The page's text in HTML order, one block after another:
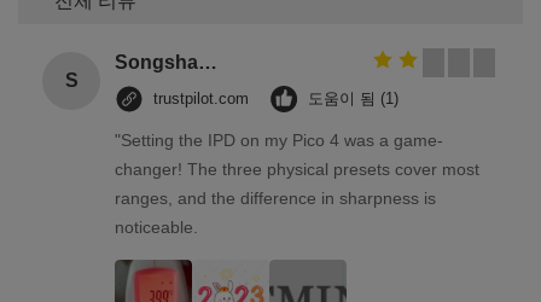
S
Songshang
trustpilot.com 도움이 됨 (1)
"Setting the IPD on my Pico 4 was a game-
changer! The three physical presets cover most
ranges, and the difference in sharpness is
noticeable.